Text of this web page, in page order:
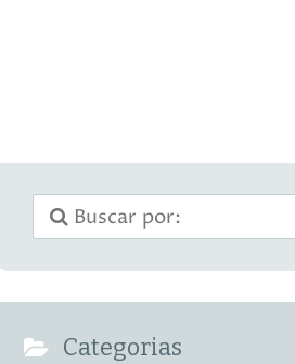
Categorias